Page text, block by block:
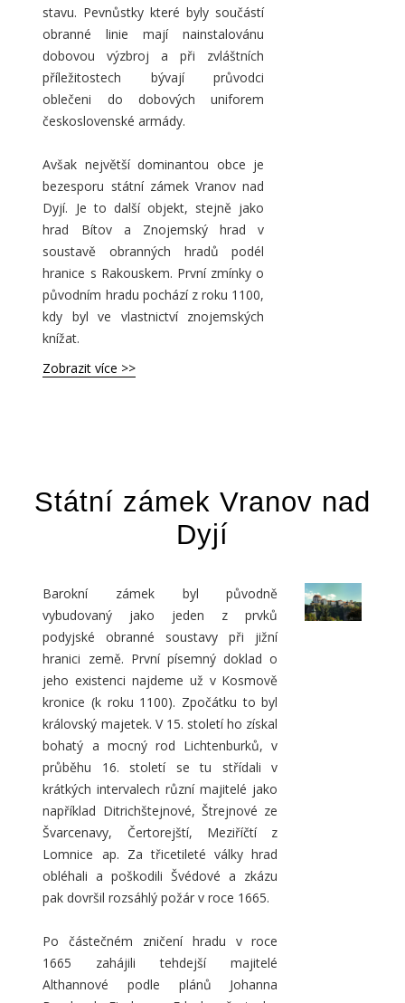
stavu. Pevnůstky které byly součástí
obranné linie mají nainstalovánu
dobovou výzbroj a při zvláštních
příležitostech bývají průvodci
oblečeni do dobových uniforem
československé armády.
Avšak největší dominantou obce je
bezesporu státní zámek Vranov nad
Dyjí. Je to další objekt, stejně jako
hrad Bítov a Znojemský hrad v
soustavě obranných hradů podél
hranice s Rakouskem. První zmínky o
původním hradu pochází z roku 1100,
kdy byl ve vlastnictví znojemských
knížat.
Zobrazit více >>
Státní zámek Vranov nad
Dyjí
Barokní zámek byl původně
vybudovaný jako jeden z prvků
podyjské obranné soustavy při jižní
hranici země. První písemný doklad o
jeho existenci najdeme už v Kosmově
kronice (k roku 1100). Zpočátku to byl
královský majetek. V 15. století ho získal
bohatý a mocný rod Lichtenburků, v
průběhu 16. století se tu střídali v
krátkých intervalech různí majitelé jako
například Ditrichštejnové, Štrejnové ze
Švarcenavy, Čertorejští, Meziříčtí z
Lomnice ap. Za třicetileté války hrad
obléhali a poškodili Švédové a zkázu
pak dovršil rozsáhlý požár v roce 1665.
Po částečném zničení hradu v roce
1665 zahájili tehdejší majitelé
Althannové podle plánů Johanna